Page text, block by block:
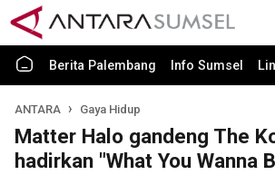
Berita Palembang Info Sumsel
ANTARA Gaya Hidup
Matter Halo gandeng The
hadirkan "What You Wanna